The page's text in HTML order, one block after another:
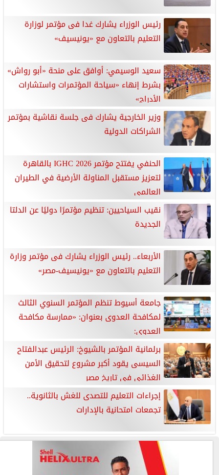
رئيس الوزراء يشارك غدا فى مؤتمر لوزارة
التعليم بالتعاون مع «يونيسيف»
سعيد الوسيمي: أوافق على منحة «أبو رواش»
بشرط إنهاء «سياحة المؤتمرات واستشارات
الأدراج»
وزير الخارجية يشارك فى جلسة نقاشية بمؤتمر
الشراكات الدولية
الحنفي يفتتح مؤتمر IGHC 2026 بالقاهرة
لتعزيز مستقبل المناولة الأرضية في الطيران
العالمي
نقيب السياحيين: تنظيم مؤتمرًا دوليًا عن الدلتا
الجديدة
الأربعاء.. رئيس الوزراء يشارك فى مؤتمر وزارة
التعليم بالتعاون مع «يونيسيف-مصر»
جامعة أسيوط تنظم المؤتمر السنوي الثالث
لمكافحة العدوى بعنوان: «ممارسة مكافحة
العدوى:
برلمانية المؤتمر بالشيوخ: الرئيس عبدالفتاح
السيسى يقود أكبر مشروع لتحقيق الأمن
الغذائى فى تاريخ مصر
إجراءات التعليم للتصدى للغش بالثانوية..
تجمعات امتحانية بالإدارات